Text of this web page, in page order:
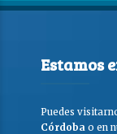
Estamos
Puedes
Córdoba o en